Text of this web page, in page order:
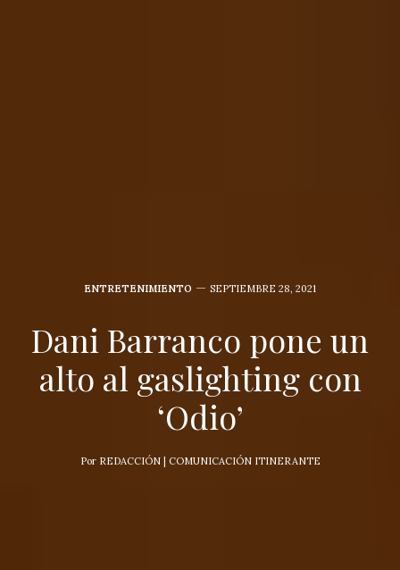
ENTRETENIMIENTO SEPTIEMBRE 28, 2021
Dani Barranco pone un
alto al gaslighting con
‘Odio’
Por REDACCIÓN | COMUNICACIÓN ITINERANTE